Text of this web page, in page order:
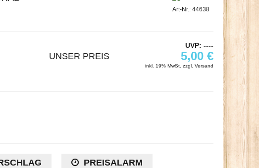
Art-Nr.: 44638
UNSER PREIS
UVP: ----
5,00 €
inkl. 19% MwSt. zzgl. Versand
PREISALARM